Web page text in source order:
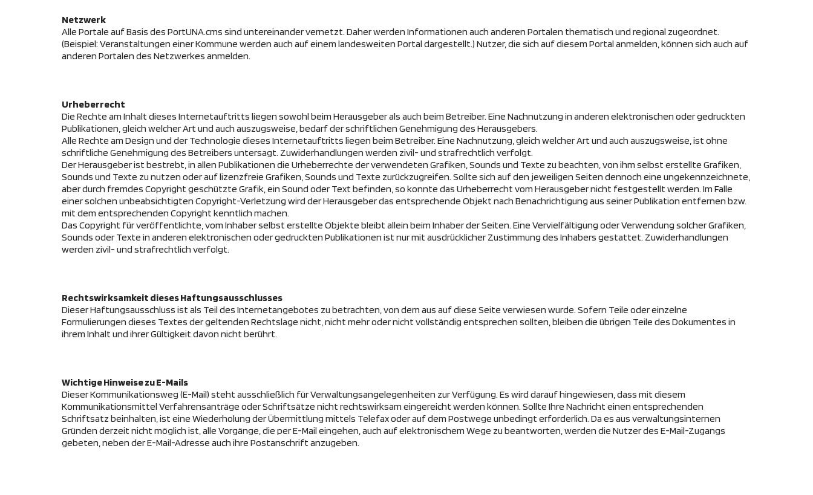
Netzwerk
Alle Portale auf Basis des PortUNA.cms sind untereinander vernetzt. Daher werden Informationen auch anderen Portalen thematisch und regional zugeordnet.
(Beispiel: Veranstaltungen einer Kommune werden auch auf einem landesweiten Portal dargestellt.) Nutzer, die sich auf diesem Portal anmelden, können sich auch auf
anderen Portalen des Netzwerkes anmelden.
Urheberrecht
Die Rechte am Inhalt dieses Internetauftritts liegen sowohl beim Herausgeber als auch beim Betreiber. Eine Nachnutzung in anderen elektronischen oder gedruckten
Publikationen, gleich welcher Art und auch auszugsweise, bedarf der schriftlichen Genehmigung des Herausgebers.
Alle Rechte am Design und der Technologie dieses Internetauftritts liegen beim Betreiber. Eine Nachnutzung, gleich welcher Art und auch auszugsweise, ist ohne
schriftliche Genehmigung des Betreibers untersagt. Zuwiderhandlungen werden zivil- und strafrechtlich verfolgt.
Der Herausgeber ist bestrebt, in allen Publikationen die Urheberrechte der verwendeten Grafiken, Sounds und Texte zu beachten, von ihm selbst erstellte Grafiken,
Sounds und Texte zu nutzen oder auf lizenzfreie Grafiken, Sounds und Texte zurückzugreifen. Sollte sich auf den jeweiligen Seiten dennoch eine ungekennzeichnete,
aber durch fremdes Copyright geschützte Grafik, ein Sound oder Text befinden, so konnte das Urheberrecht vom Herausgeber nicht festgestellt werden. Im Falle
einer solchen unbeabsichtigten Copyright-Verletzung wird der Herausgeber das entsprechende Objekt nach Benachrichtigung aus seiner Publikation entfernen bzw.
mit dem entsprechenden Copyright kenntlich machen.
Das Copyright für veröffentlichte, vom Inhaber selbst erstellte Objekte bleibt allein beim Inhaber der Seiten. Eine Vervielfältigung oder Verwendung solcher Grafiken,
Sounds oder Texte in anderen elektronischen oder gedruckten Publikationen ist nur mit ausdrücklicher Zustimmung des Inhabers gestattet. Zuwiderhandlungen
werden zivil- und strafrechtlich verfolgt.
Rechtswirksamkeit dieses Haftungsausschlusses
Dieser Haftungsausschluss ist als Teil des Internetangebotes zu betrachten, von dem aus auf diese Seite verwiesen wurde. Sofern Teile oder einzelne
Formulierungen dieses Textes der geltenden Rechtslage nicht, nicht mehr oder nicht vollständig entsprechen sollten, bleiben die übrigen Teile des Dokumentes in
ihrem Inhalt und ihrer Gültigkeit davon nicht berührt.
Wichtige Hinweise zu E-Mails
Dieser Kommunikationsweg (E-Mail) steht ausschließlich für Verwaltungsangelegenheiten zur Verfügung. Es wird darauf hingewiesen, dass mit diesem
Kommunikationsmittel Verfahrensanträge oder Schriftsätze nicht rechtswirksam eingereicht werden können. Sollte Ihre Nachricht einen entsprechenden
Schriftsatz beinhalten, ist eine Wiederholung der Übermittlung mittels Telefax oder auf dem Postwege unbedingt erforderlich. Da es aus verwaltungsinternen
Gründen derzeit nicht möglich ist, alle Vorgänge, die per E-Mail eingehen, auch auf elektronischem Wege zu beantworten, werden die Nutzer des E-Mail-Zugangs
gebeten, neben der E-Mail-Adresse auch ihre Postanschrift anzugeben.